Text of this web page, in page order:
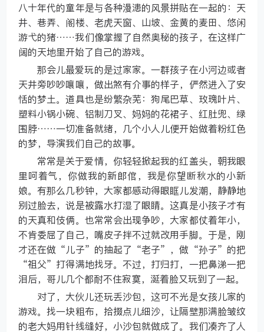
八十年代的童年是与各种漫漶的风景拼贴在一起的：天
井、巷弄、阁楼、老虎天窗、山坡、金黄的麦田、悠闲
游弋的猪……我们像掌握了自然奥秘的孩子，在这样广
阔的天地里开始了自己的游戏。
那会儿最爱玩的是过家家。一群孩子在小河边或者
天井旁吵吵嚷嚷，做出煞有介事的样子，俨然进入了安
恬的梦土。道具也是纷繁杂芜：狗尾巴草、玫瑰叶片、
塑料小锅小碗、铝制刀叉、妈妈的花裙子、红肚兜、绿
围脖……一切准备就绪，几个小人儿便开始做着粉红色
的梦，导演我们自己的故事。
常常是关于爱情，你轻轻掀起我的红盖头，朝我眼
里呵着气，你做我的新郎倌，我是你望断秋水的小新
娘。有那么几秒钟，大家都感动得眼眶儿发潮，静静地
别过脸去，说是被露水打湿了眼睛。这真是小孩子才有
的天真和伎俩。也常常会出现争吵，大家都仗着年小，
不肯委屈了自己，嘴皮子拌不过就改用手脚。于是，刚
才还在做“儿子”的抽起了“老子”，做“孙子”的把
“祖父”打得满地找牙。不过，打归打，一把鼻涕一把
泪后，哥儿几个都耐不住寂寞，涎着脸又玩到了一起。
对了，大伙儿还玩丢沙包，这可不光是女孩儿家的
游戏。找一块粗布，拾掇点儿细沙，让隔壁那满脸皱纹
的老大妈用针线缝好，小沙包就做成了。我们凑齐了人